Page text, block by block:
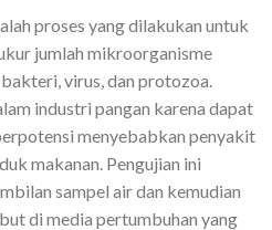
proses yang dilakukan untuk
jumlah mikroorganisme
virus, dan protozoa.
industri pangan karena dapat
menyebabkan penyakit
makanan. Pengujian ini
sampel air dan kemudian
di media pertumbuhan yang